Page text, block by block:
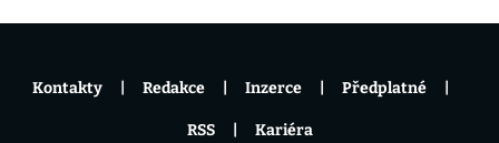
Kontakty Redakce Inzerce Předplatné
RSS Kariéra